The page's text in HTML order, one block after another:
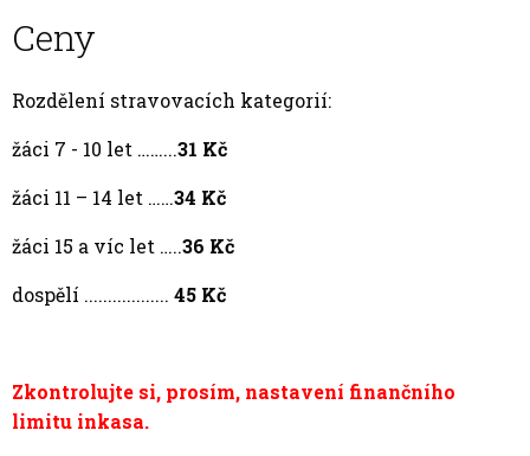
Ceny
Rozdělení stravovacích kategorií:
žáci 7 - 10 let ……...31 Kč
žáci 11 – 14 let ……34 Kč
žáci 15 a víc let …..36 Kč
dospělí .................. 45 Kč
Zkontrolujte si, prosím, nastavení finančního
limitu inkasa.